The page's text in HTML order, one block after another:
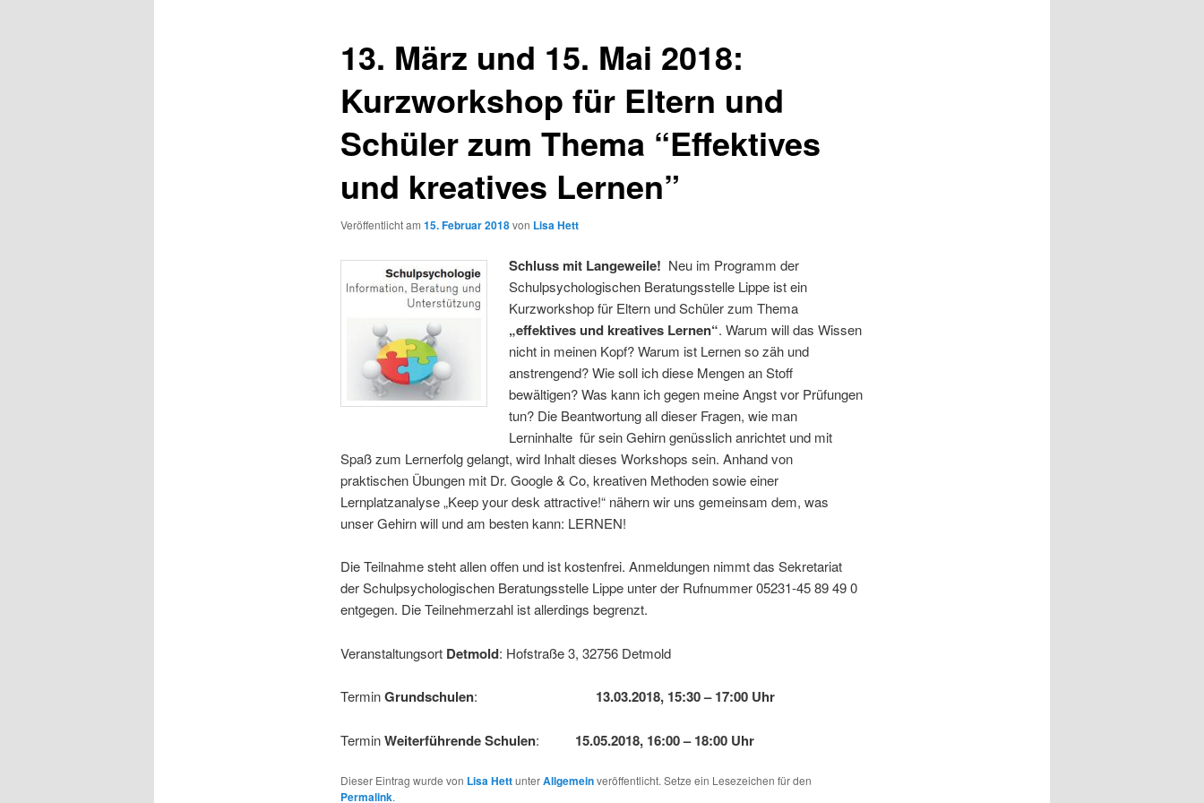
13. März und 15. Mai 2018:
Kurzworkshop für Eltern und
Schüler zum Thema “Effektives
und kreatives Lernen”
Veröffentlicht am 15. Februar 2018von Lisa Hett
Schluss mit Langeweile! Neu im Programm der
Schulpsychologischen Beratungsstelle Lippe ist ein
Kurzworkshop für Eltern und Schüler zum Thema
„effektives und kreatives Lernen“. Warum will das Wissen
nicht in meinen Kopf? Warum ist Lernen so zäh und
anstrengend? Wie soll ich diese Mengen an Stoff
bewältigen? Was kann ich gegen meine Angst vor Prüfungen
tun? Die Beantwortung all dieser Fragen, wie man
Lerninhalte für sein Gehirn genüsslich anrichtet und mit
Spaß zum Lernerfolg gelangt, wird Inhalt dieses Workshops sein. Anhand von
praktischen Übungen mit Dr. Google & Co, kreativen Methoden sowie einer
Lernplatzanalyse „Keep your desk attractive!“ nähern wir uns gemeinsam dem, was
unser Gehirn will und am besten kann: LERNEN!
Die Teilnahme steht allen offen und ist kostenfrei. Anmeldungen nimmt das Sekretariat
der Schulpsychologischen Beratungsstelle Lippe unter der Rufnummer 05231-45 89 49 0
entgegen. Die Teilnehmerzahl ist allerdings begrenzt.
Veranstaltungsort Detmold: Hofstraße 3, 32756 Detmold
TerminGrundschulen: 13.03.2018, 15:30 – 17:00 Uhr
TerminWeiterführende Schulen: 15.05.2018, 16:00 – 18:00 Uhr
Dieser Eintrag wurde von Lisa HettunterAllgemeinveröffentlicht. Setze ein Lesezeichen für den
Permalink.